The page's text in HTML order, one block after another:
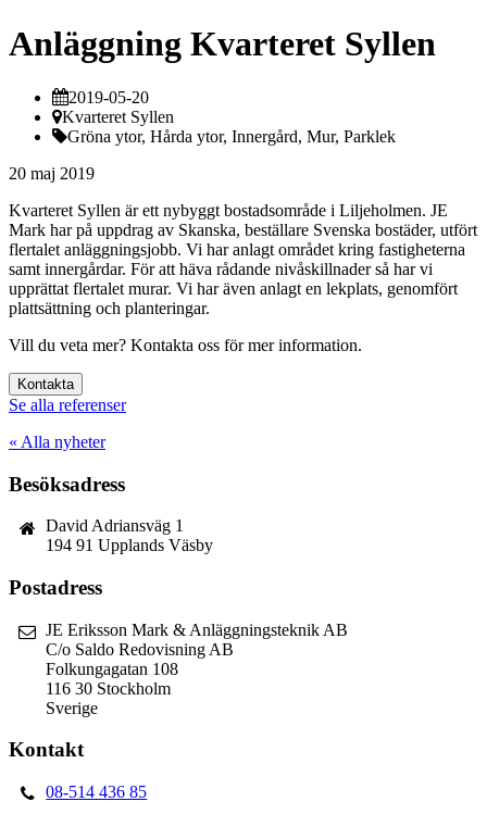
Anläggning Kvarteret Syllen
2019-05-20
Kvarteret Syllen
Gröna ytor, Hårda ytor, Innergård, Mur, Parklek
20 maj 2019
Kvarteret Syllen är ett nybyggt bostadsområde i Liljeholmen. JE
Mark har på uppdrag av Skanska, beställare Svenska bostäder, utfört
flertalet anläggningsjobb. Vi har anlagt området kring fastigheterna
samt innergårdar. För att häva rådande nivåskillnader så har vi
upprättat flertalet murar. Vi har även anlagt en lekplats, genomfört
plattsättning och planteringar.
Vill du veta mer? Kontakta oss för mer information.
Kontakta
Se alla referenser
« Alla nyheter
Besöksadress
David Adriansväg 1
194 91 Upplands Väsby
Postadress
JE Eriksson Mark & Anläggningsteknik AB
C/o Saldo Redovisning AB
Folkungagatan 108
116 30 Stockholm
Sverige
Kontakt
08-514 436 85